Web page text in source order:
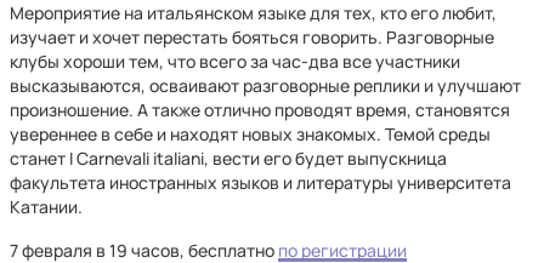
Мероприятие на итальянском языке для тех, кто его любит,
изучает и хочет перестать бояться говорить. Разговорные
клубы хороши тем, что всего за час-два все участники
высказываются, осваивают разговорные реплики и улучшают
произношение. А также отлично проводят время, становятся
увереннее в себе и находят новых знакомых. Темой среды
станет I Carnevali italiani, вести его будет выпускница
факультета иностранных языков и литературы университета
Катании.
7 февраля в 19 часов, бесплатно по регистрации